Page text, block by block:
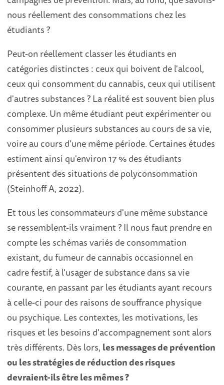
nous réellement des consommations chez les
étudiants ?
Peut-on réellement classer les étudiants en
catégories distinctes : ceux qui boivent de l'alcool,
ceux qui consomment du cannabis, ceux qui utilisent
d'autres substances ? La réalité est souvent bien plus
complexe. Un même étudiant peut expérimenter ou
consommer plusieurs substances au cours de sa vie,
voire au cours d'une même période. Certaines études
estiment ainsi qu'environ 17 % des étudiants
présentent des situations de polyconsommation
(Steinhoff A, 2022).
Et tous les consommateurs d'une même substance
se ressemblent-ils vraiment ? Il nous faut prendre en
compte les schémas variés de consommation
existant, du fumeur de cannabis occasionnel en
cadre festif, à l'usager de substance dans sa vie
courante, en passant par les étudiants ayant recours
à celle-ci pour des raisons de souffrance physique
ou psychique. Les contextes, les motivations, les
risques et les besoins d'accompagnement sont alors
très différents. Dès lors, les messages de prévention
ou les stratégies de réduction des risques
devraient-ils être les mêmes ?